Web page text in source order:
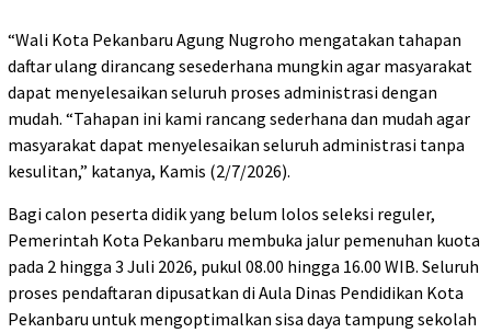
“Wali Kota Pekanbaru Agung Nugroho mengatakan tahapan
daftar ulang dirancang sesederhana mungkin agar masyarakat
dapat menyelesaikan seluruh proses administrasi dengan
mudah. “Tahapan ini kami rancang sederhana dan mudah agar
masyarakat dapat menyelesaikan seluruh administrasi tanpa
kesulitan,” katanya, Kamis (2/7/2026).
Bagi calon peserta didik yang belum lolos seleksi reguler,
Pemerintah Kota Pekanbaru membuka jalur pemenuhan kuota
pada 2 hingga 3 Juli 2026, pukul 08.00 hingga 16.00 WIB. Seluruh
proses pendaftaran dipusatkan di Aula Dinas Pendidikan Kota
Pekanbaru untuk mengoptimalkan sisa daya tampung sekolah